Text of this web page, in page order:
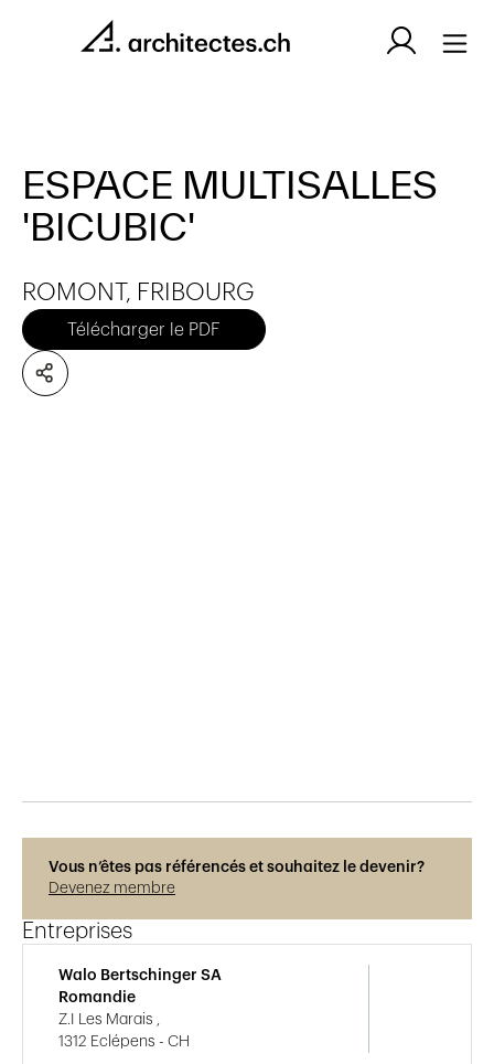
ESPACE MULTISALLES
'BICUBIC'
ROMONT, FRIBOURG
Télécharger le PDF
Vous n’êtes pas référencés et souhaitez le devenir?
Devenez membre
Entreprises
Walo Bertschinger SA
Romandie
Z.I Les Marais ,
1312 Eclépens - CH